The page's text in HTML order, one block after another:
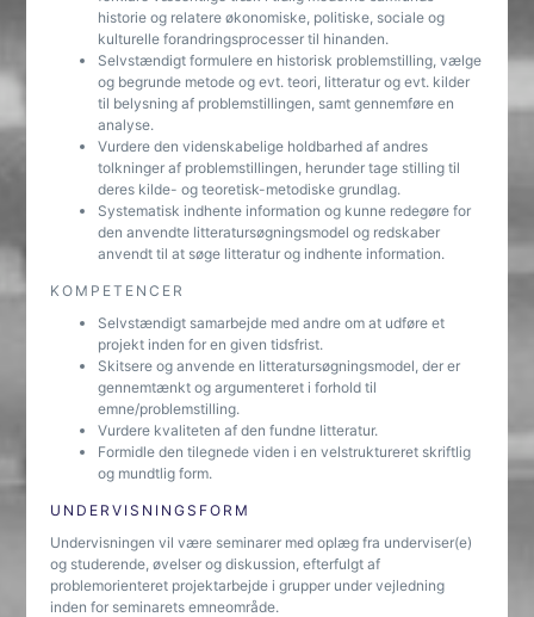
historie og relatere økonomiske, politiske, sociale og
kulturelle forandringsprocesser til hinanden.
Selvstændigt formulere en historisk problemstilling, vælge
og begrunde metode og evt. teori, litteratur og evt. kilder
til belysning af problemstillingen, samt gennemføre en
analyse.
Vurdere den videnskabelige holdbarhed af andres
tolkninger af problemstillingen, herunder tage stilling til
deres kilde- og teoretisk-metodiske grundlag.
Systematisk indhente information og kunne redegøre for
den anvendte litteratursøgningsmodel og redskaber
anvendt til at søge litteratur og indhente information.
KOMPETENCER
Selvstændigt samarbejde med andre om at udføre et
projekt inden for en given tidsfrist.
Skitsere og anvende en litteratursøgningsmodel, der er
gennemtænkt og argumenteret i forhold til
emne/problemstilling.
Vurdere kvaliteten af den fundne litteratur.
Formidle den tilegnede viden i en velstruktureret skriftlig
og mundtlig form.
UNDERVISNINGSFORM
Undervisningen vil være seminarer med oplæg fra underviser(e)
og studerende, øvelser og diskussion, efterfulgt af
problemorienteret projektarbejde i grupper under vejledning
inden for seminarets emneområde.